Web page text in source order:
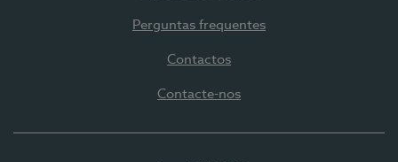
Perguntas frequentes
Contactos
Contacte-nos